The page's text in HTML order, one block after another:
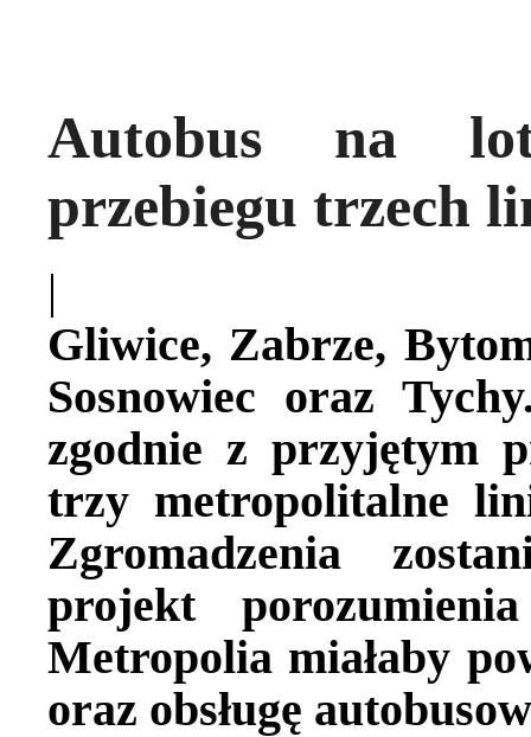
Autobus na
przebiegu trzech
|
Gliwice, Zabrze,
Sosnowiec oraz
zgodnie z przyjętym
trzy metropolitalne
Zgromadzenia
projekt
Metropolia miałaby
oraz obsługę